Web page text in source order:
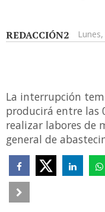
REDACCIÓN2
La interrupción
producirá entre las
realizar labores de
general de